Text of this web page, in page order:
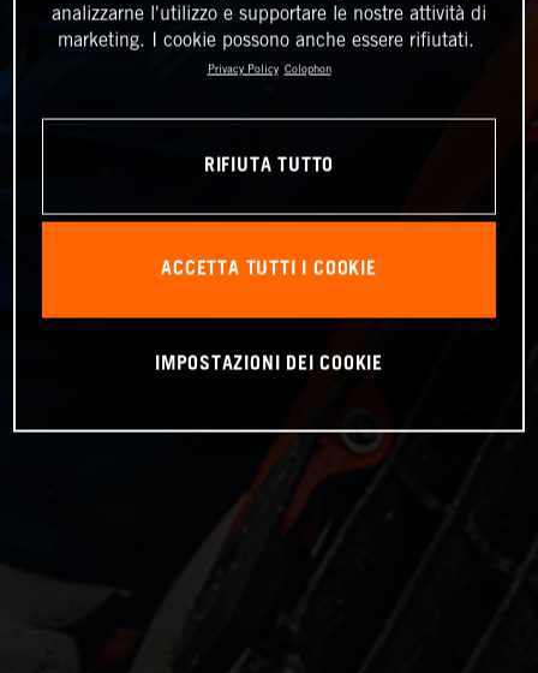
analizzarne l'utilizzo e supportare le nostre attività di
marketing. I cookie possono anche essere rifiutati.
Privacy Policy Colophon
RIFIUTA TUTTO
ACCETTA TUTTI I COOKIE
IMPOSTAZIONI DEI COOKIE